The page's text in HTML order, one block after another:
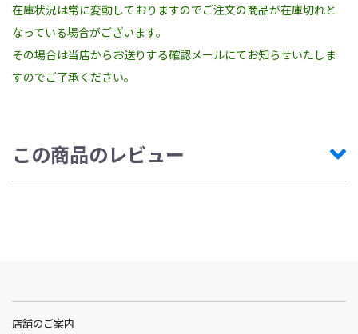
在庫状況は常に変動しておりますのでご注文の商品が在庫切れと
なっている場合がございます。
その場合は当店からお送りする確認メールにてお知らせいたしま
すのでご了承ください。
この商品のレビュー
店舗のご案内